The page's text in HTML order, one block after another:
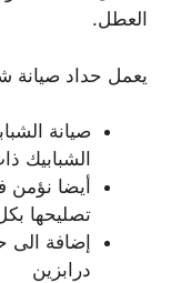
العطل.
يعمل حداد صيانة
صيانة
الشبابيك
أيضا نؤمن
تصليحها
إضافة الى
درابزين